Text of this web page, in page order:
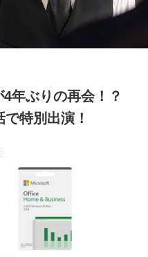
4年ぶりの再会！？
特別出演！